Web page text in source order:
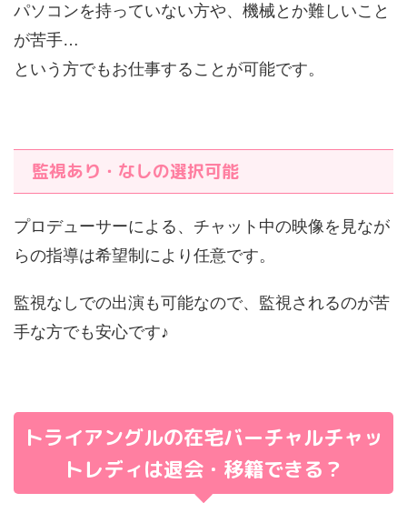
パソコンを持っていない方や、機械とか難しいこと
が苦手…
という方でもお仕事することが可能です。
監視あり・なしの選択可能
プロデューサーによる、チャット中の映像を見なが
らの指導は希望制により任意です。
監視なしでの出演も可能なので、監視されるのが苦
手な方でも安心です♪
トライアングルの在宅バーチャルチャッ
トレディは退会・移籍できる？